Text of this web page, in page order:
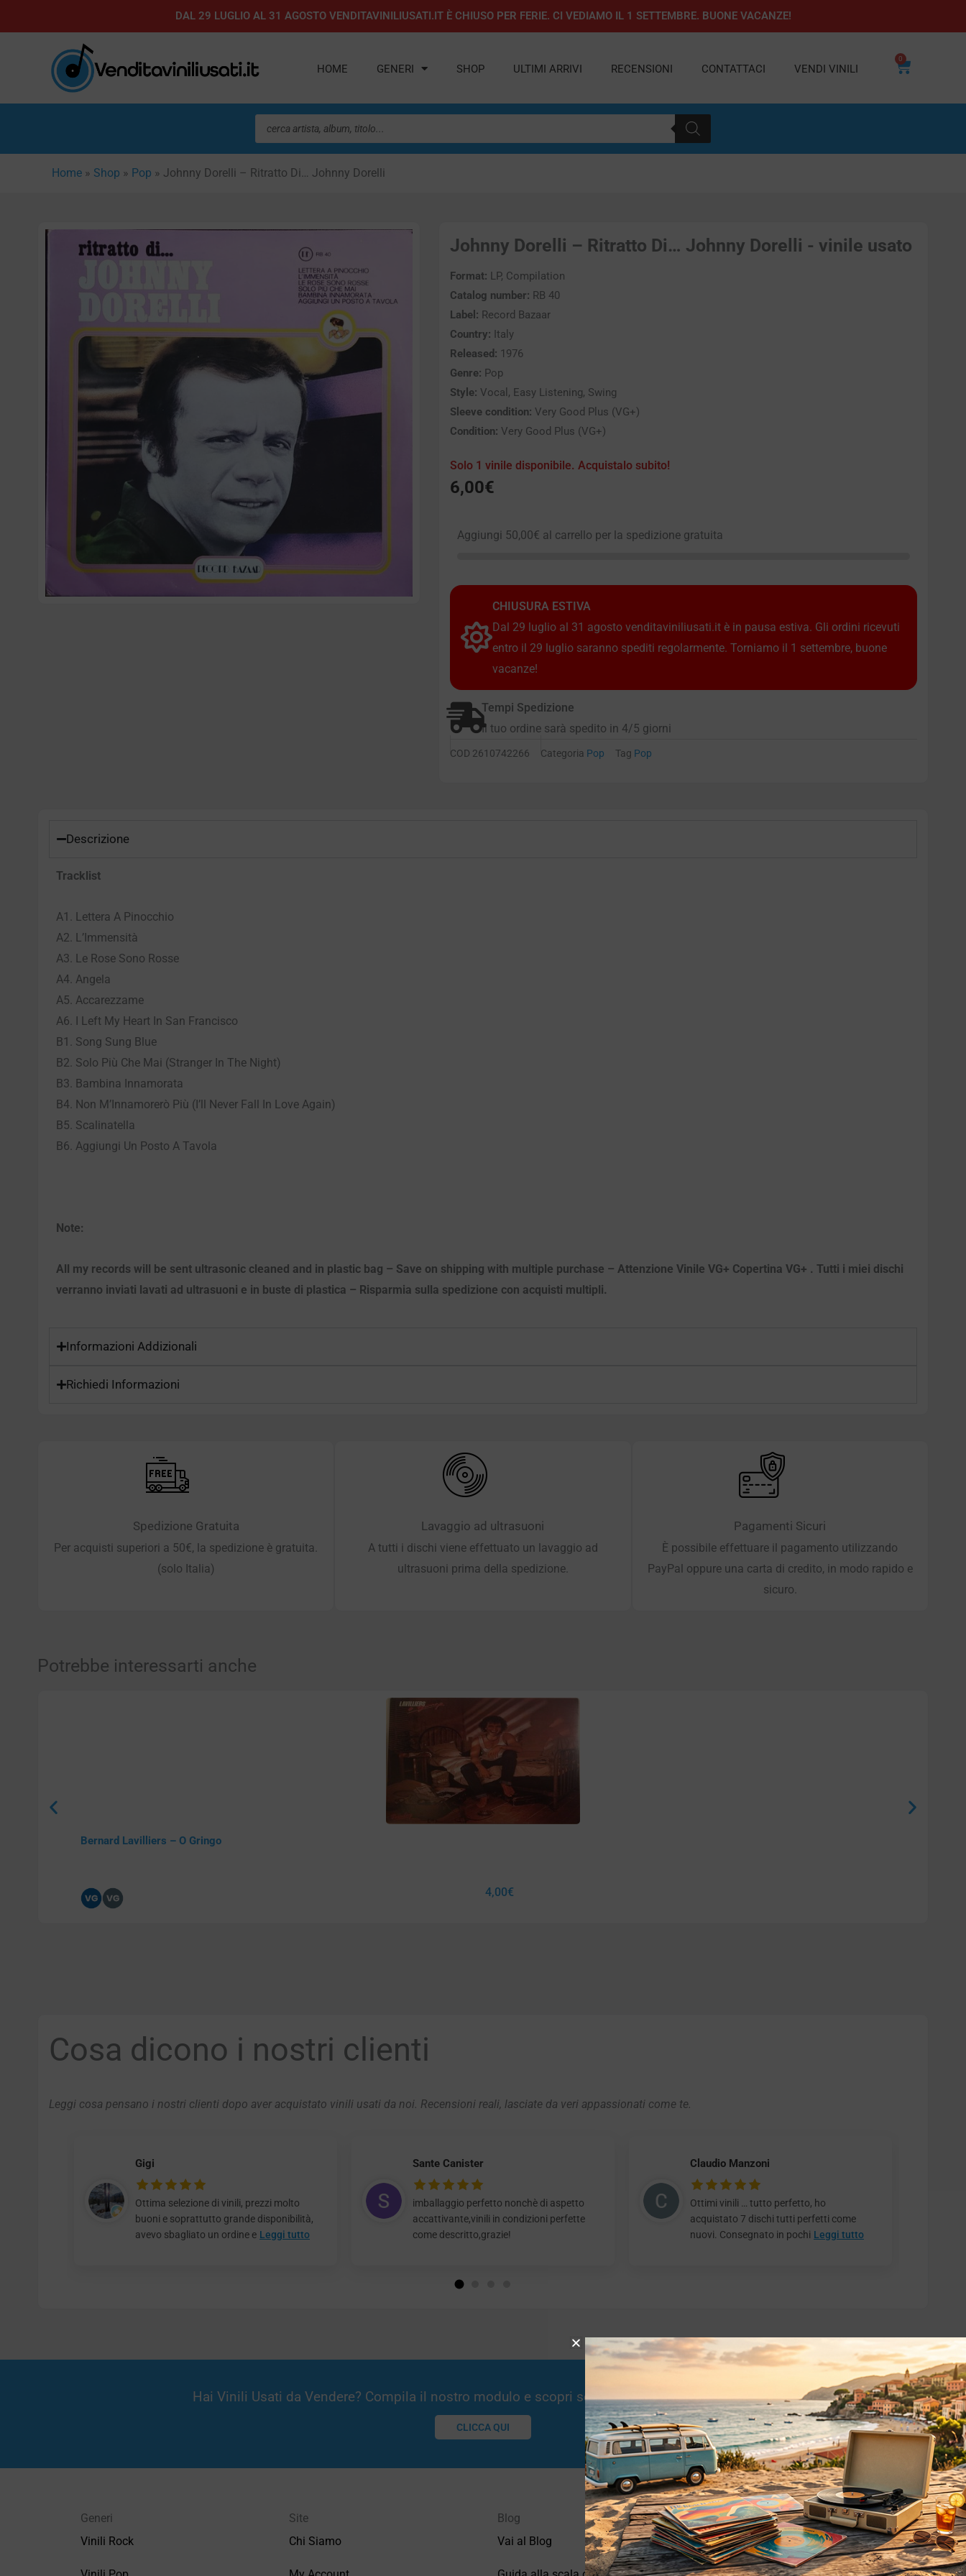
al
DAL 29 LUGLIO AL 31 AGOSTO VENDITAVINILIUSATI.IT È CHIUSO PER FERIE. CI VEDIAMO IL 1 SETTEMBRE. BUONE VACANZE!
HOME GENERI SHOP ULTIMI ARRIVI RECENSIONI CONTATTACI VENDI VINILI
0
Carrello
Ricerca
prodotti
Home » Shop » Pop » Johnny Dorelli – Ritratto Di… Johnny Dorelli
Johnny Dorelli – Ritratto Di… Johnny Dorelli - vinile usato
Format: LP, Compilation
Catalog number: RB 40
Label: Record Bazaar
Country: Italy
Released: 1976
Genre: Pop
Style: Vocal, Easy Listening, Swing
Sleeve condition: Very Good Plus (VG+)
Condition: Very Good Plus (VG+)
Solo 1 vinile disponibile. Acquistalo subito!
6,00€
Aggiungi 50,00€ al carrello per la spedizione gratuita
CHIUSURA ESTIVA
Dal 29 luglio al 31 agosto venditaviniliusati.it è in pausa estiva. Gli ordini ricevuti
entro il 29 luglio saranno spediti regolarmente. Torniamo il 1 settembre, buone
vacanze!
Tempi Spedizione
Il tuo ordine sarà spedito in 4/5 giorni
COD 2610742266 Categoria Pop Tag Pop
Descrizione
Tracklist
A1. Lettera A Pinocchio
A2. L’Immensità
A3. Le Rose Sono Rosse
A4. Angela
A5. Accarezzame
A6. I Left My Heart In San Francisco
B1. Song Sung Blue
B2. Solo Più Che Mai (Stranger In The Night)
B3. Bambina Innamorata
B4. Non M’Innamorerò Più (I’ll Never Fall In Love Again)
B5. Scalinatella
B6. Aggiungi Un Posto A Tavola
Note:
All my records will be sent ultrasonic cleaned and in plastic bag – Save on shipping with multiple purchase – Attenzione Vinile VG+ Copertina VG+ . Tutti i miei dischi
verranno inviati lavati ad ultrasuoni e in buste di plastica – Risparmia sulla spedizione con acquisti multipli.
Informazioni Addizionali
Richiedi Informazioni
Spedizione Gratuita
Per acquisti superiori a 50€, la spedizione è gratuita.
(solo Italia)
Lavaggio ad ultrasuoni
A tutti i dischi viene effettuato un lavaggio ad
ultrasuoni prima della spedizione.
Pagamenti Sicuri
È possibile effettuare il pagamento utilizzando
PayPal oppure una carta di credito, in modo rapido e
sicuro.
Potrebbe interessarti anche
Bernard Lavilliers – O Gringo
4,00€
Cosa dicono i nostri clienti
Leggi cosa pensano i nostri clienti dopo aver acquistato vinili usati da noi. Recensioni reali, lasciate da veri appassionati come te.
Gigi
Ottima selezione di vinili, prezzi molto
buoni e soprattutto grande disponibilità,
avevo sbagliato un ordine e Leggi tutto
Sante Canister
imballaggio perfetto nonchè di aspetto
accattivante,vinili in condizioni perfette
come descritto,grazie!
Claudio Manzoni
Ottimi vinili … tutto perfetto, ho
acquistato 7 dischi tutti perfetti come
nuovi. Consegnato in pochi Leggi tutto
Hai Vinili Usati da Vendere? Compila il nostro modulo e scopri se potremmo essere interessati!
CLICCA QUI
Generi
Vinili Rock
Site
Chi Siamo
Blog
Vai al Blog
Privacy
Privacy Policy